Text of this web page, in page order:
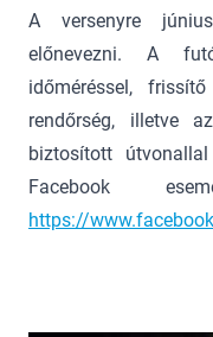
A versenyre
előnevezni. A
időméréssel,
rendőrség, illetve
biztosított
Facebook
https://